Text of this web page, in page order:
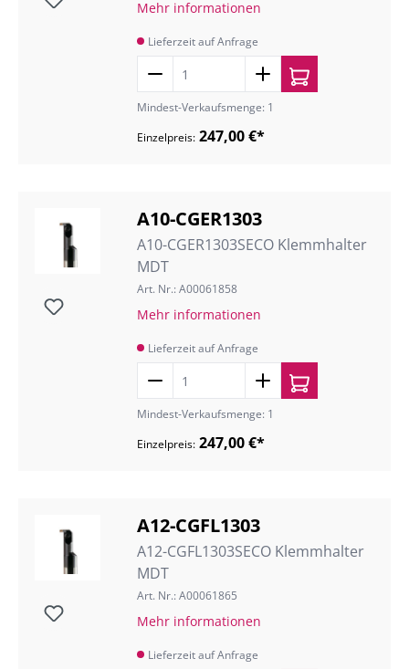
Mehr informationen
Lieferzeit auf Anfrage
Mindest-Verkaufsmenge: 1
Einzelpreis: 247,00 €*
A10-CGER1303
A10-CGER1303SECO Klemmhalter
MDT
Art. Nr.: A00061858
Mehr informationen
Lieferzeit auf Anfrage
Mindest-Verkaufsmenge: 1
Einzelpreis: 247,00 €*
A12-CGFL1303
A12-CGFL1303SECO Klemmhalter
MDT
Art. Nr.: A00061865
Mehr informationen
Lieferzeit auf Anfrage